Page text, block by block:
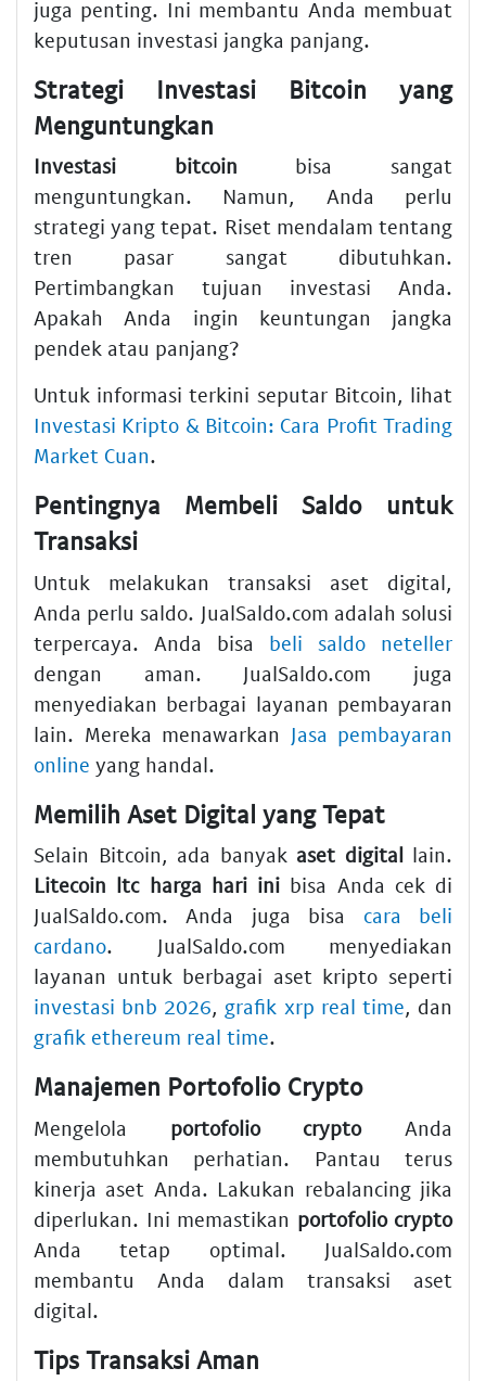
juga penting. Ini membantu Anda membuat
keputusan investasi jangka panjang.
Strategi Investasi Bitcoin yang
Menguntungkan
Investasi bitcoin bisa sangat
menguntungkan. Namun, Anda perlu
strategi yang tepat. Riset mendalam tentang
tren pasar sangat dibutuhkan.
Pertimbangkan tujuan investasi Anda.
Apakah Anda ingin keuntungan jangka
pendek atau panjang?
Untuk informasi terkini seputar Bitcoin, lihat
Investasi Kripto & Bitcoin: Cara Profit Trading
Market Cuan.
Pentingnya Membeli Saldo untuk
Transaksi
Untuk melakukan transaksi aset digital,
Anda perlu saldo. JualSaldo.com adalah solusi
terpercaya. Anda bisa beli saldo neteller
dengan aman. JualSaldo.com juga
menyediakan berbagai layanan pembayaran
lain. Mereka menawarkan Jasa pembayaran
online yang handal.
Memilih Aset Digital yang Tepat
Selain Bitcoin, ada banyak aset digitallain.
Litecoin ltc harga hari ini bisa Anda cek di
JualSaldo.com. Anda juga bisa cara beli
cardano. JualSaldo.com menyediakan
layanan untuk berbagai aset kripto seperti
investasi bnb 2026, grafik xrp real time, dan
grafik ethereum real time.
Manajemen Portofolio Crypto
Mengelola portofolio cryptoAnda
membutuhkan perhatian. Pantau terus
kinerja aset Anda. Lakukan rebalancing jika
diperlukan. Ini memastikan portofolio crypto
Anda tetap optimal. JualSaldo.com
membantu Anda dalam transaksi aset
digital.
Tips Transaksi Aman